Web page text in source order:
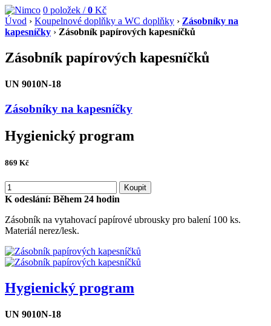
0 položek /0 Kč
Úvod › Koupelnové doplňky a WC doplňky › Zásobníky na
kapesníčky › Zásobník papírových kapesníčků
Zásobník papírových kapesníčků
UN 9010N-18
Zásobníky na kapesníčky
Hygienický program
869 Kč
Koupit
K odeslání: Během 24 hodin
Zásobník na vytahovací papírové ubrousky pro balení 100 ks.
Materiál nerez/lesk.
Hygienický program
UN 9010N-18